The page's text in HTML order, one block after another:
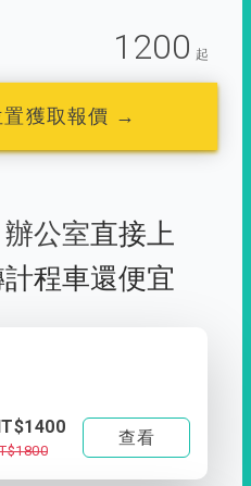
1200 起
置獲取報價 →
辦公室直接上
程車還便宜
查看